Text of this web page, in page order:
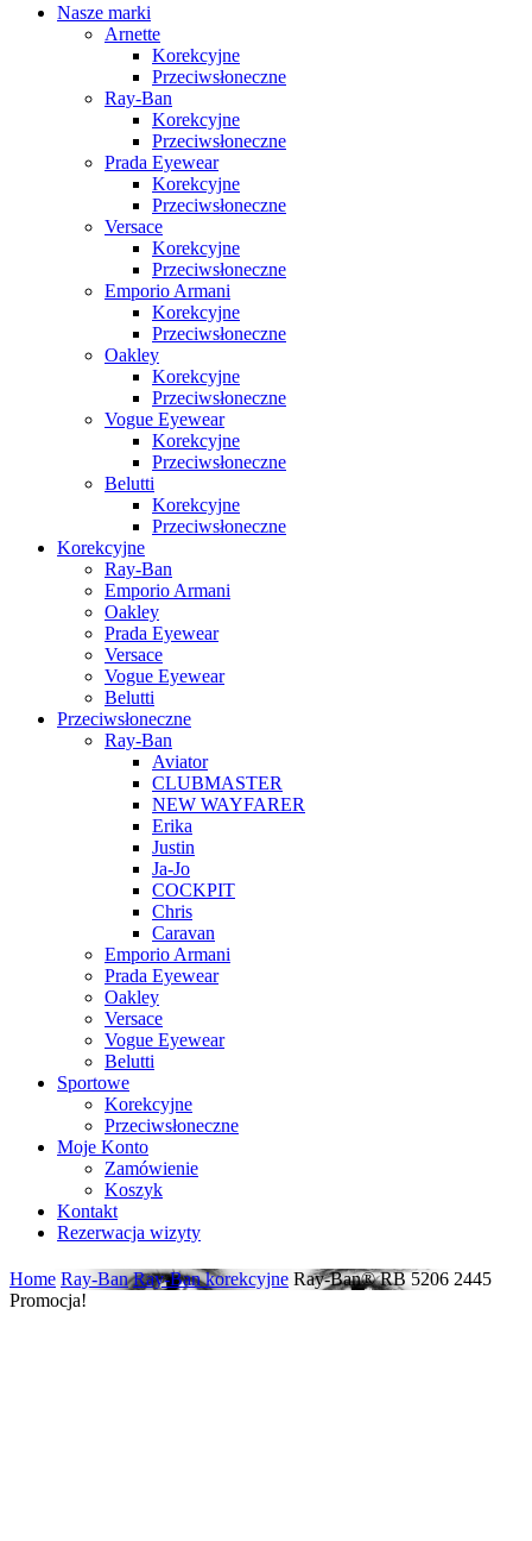
Nasze marki
Arnette
Korekcyjne
Przeciwsłoneczne
Ray-Ban
Korekcyjne
Przeciwsłoneczne
Prada Eyewear
Korekcyjne
Przeciwsłoneczne
Versace
Korekcyjne
Przeciwsłoneczne
Emporio Armani
Korekcyjne
Przeciwsłoneczne
Oakley
Korekcyjne
Przeciwsłoneczne
Vogue Eyewear
Korekcyjne
Przeciwsłoneczne
Belutti
Korekcyjne
Przeciwsłoneczne
Korekcyjne
Ray-Ban
Emporio Armani
Oakley
Prada Eyewear
Versace
Vogue Eyewear
Belutti
Przeciwsłoneczne
Ray-Ban
Aviator
CLUBMASTER
NEW WAYFARER
Erika
Justin
Ja-Jo
COCKPIT
Chris
Caravan
Emporio Armani
Prada Eyewear
Oakley
Versace
Vogue Eyewear
Belutti
Sportowe
Korekcyjne
Przeciwsłoneczne
Moje Konto
Zamówienie
Koszyk
Kontakt
Rezerwacja wizyty
Home Ray-Ban Ray-Ban korekcyjne Ray-Ban® RB 5206 2445
Promocja!